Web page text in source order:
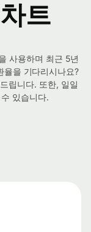
트
사용하며 최근 5년
율을 기다리시나요?
립니다. 또한, 일일
있습니다.